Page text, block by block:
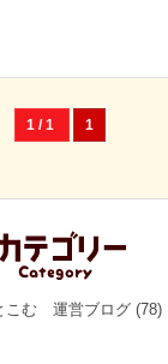
1 / 1 1
こむ 運営ブログ(78)